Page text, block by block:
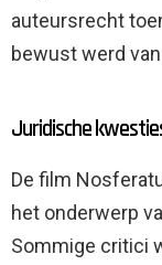
auteursrecht
bewust werd
Juridische
De film
het onderwerp
Sommige critici